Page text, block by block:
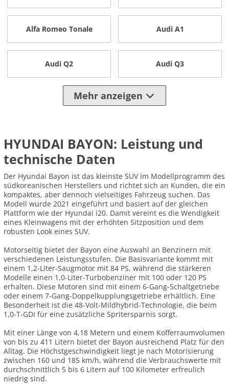
Alfa Romeo Tonale Audi A1
Audi Q2 Audi Q3
Mehr anzeigen
HYUNDAI BAYON: Leistung und
technische Daten
Der Hyundai Bayon ist das kleinste SUV im Modellprogramm des
südkoreanischen Herstellers und richtet sich an Kunden, die ein
kompaktes, aber dennoch vielseitiges Fahrzeug suchen. Das
Modell wurde 2021 eingeführt und basiert auf der gleichen
Plattform wie der Hyundai i20. Damit vereint es die Wendigkeit
eines Kleinwagens mit der erhöhten Sitzposition und dem
robusten Look eines SUV.
Motorseitig bietet der Bayon eine Auswahl an Benzinern mit
verschiedenen Leistungsstufen. Die Basisvariante kommt mit
einem 1,2-Liter-Saugmotor mit 84 PS, während die stärkeren
Modelle einen 1,0-Liter-Turbobenziner mit 100 oder 120 PS
erhalten. Diese Motoren sind mit einem 6-Gang-Schaltgetriebe
oder einem 7-Gang-Doppelkupplungsgetriebe erhältlich. Eine
Besonderheit ist die 48-Volt-Mildhybrid-Technologie, die beim
1,0-T-GDI für eine zusätzliche Spritersparnis sorgt.
Mit einer Länge von 4,18 Metern und einem Kofferraumvolumen
von bis zu 411 Litern bietet der Bayon ausreichend Platz für den
Alltag. Die Höchstgeschwindigkeit liegt je nach Motorisierung
zwischen 160 und 185 km/h, während die Verbrauchswerte mit
durchschnittlich 5 bis 6 Litern auf 100 Kilometer erfreulich
niedrig sind.